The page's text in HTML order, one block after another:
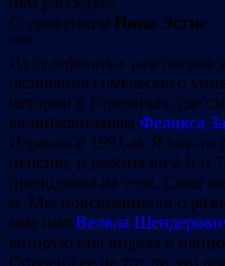
С уважением Нина Эстис
***
Из телефонных разговоров
окончания гомельского
истории в Горочичах, где
калинковичанам Феликса
Израиль в 1991-м. Я как-то
пенсию, и работы во 2-й и
преподавал на селе. Сама
м. Мы повспоминали о
мне имя Велвла
которую она видела в